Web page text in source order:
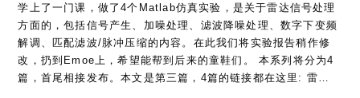
学上了一门课，做了4个Matlab仿真实验，是关于雷达信号处理
方面的，包括信号产生、加噪处理、滤波降噪处理、数字下变频
解调、匹配滤波/脉冲压缩的内容。在此我们将实验报告稍作修
改，扔到Emoe上，希望能帮到后来的童鞋们。 本系列将分为4
篇，首尾相接发布。本文是第三篇，4篇的链接都在这里: 雷…